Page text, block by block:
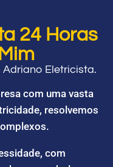
24 Horas
Eletricista.
com uma vasta
resolvemos
com